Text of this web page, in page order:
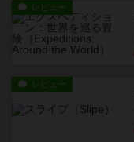
レビュー
レビュー